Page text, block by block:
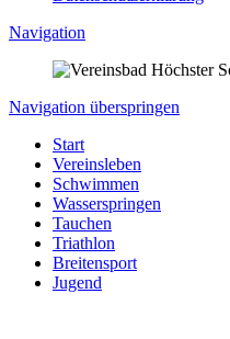
Navigation
Navigation überspringen
Start
Vereinsleben
Schwimmen
Wasserspringen
Tauchen
Triathlon
Breitensport
Jugend